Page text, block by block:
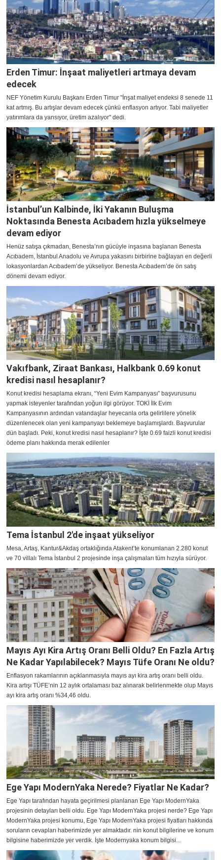
Erden Timur: İnşaat maliyetleri artmaya devam
edecek
NEF Yönetim Kurulu Başkanı Erden Timur "İnşat maliyet endeksi 8 senede 11
kat artmış. Bu artışlar devam edecek çünkü enflasyon artıyor. Tabi maliyetler
yatırımlara da yansıyor, üretim azalıyor" dedi.
İstanbul’un Kalbinde, İki Yakanın Buluşma
Noktasında Benesta Acıbadem hızla yükselmeye
devam ediyor
Henüz satışa çıkmadan, Benesta’nın gücüyle inşasına başlanan Benesta
Acıbadem, İstanbul Anadolu ve Avrupa yakasını birbirine bağlayan en değerli
lokasyonlardan Acıbadem’de yükseliyor. Benesta Acıbadem’de ön satış
dönemi devam ediyor.
Vakıfbank, Ziraat Bankası, Halkbank 0.69 konut
kredisi nasıl hesaplanır?
Konut kredisi hesaplama ekranı, “Yeni Evim Kampanyası” başvurusunu
yapmak isteyenler tarafından yoğun ilgi görüyor. TOKİ İlk Evim
Kampanyasının ardından vatandaşlar heyecanla orta gelirlilere yönelik
düzenlenecek olan yeni kampanyayı beklemeye başlamışlardı. Başvurular
dün başladı. Peki, konut kredisi nasıl hesaplanır? İşte 0.69 faizli konut kredisi
ödeme planı hakkında merak edilenler
Tema İstanbul 2'de inşaat yükseliyor
Mesa, Artaş, Kantur&Akdaş ortaklığında Atakent’te konumlanan 2.280 konut
ve 70 villalı Tema İstanbul 2 projesinde inşa çalışmaları tüm hızıyla sürüyor.
Mayıs Ayı Kira Artış Oranı Belli Oldu? En Fazla Artış
Ne Kadar Yapılabilecek? Mayıs Tüfe Oranı Ne oldu?
Enflasyon rakamlarının açıklanmasıyla mayıs ayı kira artış oranı belli oldu.
Kira artışı TÜFE’nin 12 aylık ortalaması baz alınarak belirlenmekte olup Mayıs
ayı kira artış oranı %34,46 oldu.
Ege Yapı ModernYaka Nerede? Fiyatlar Ne Kadar?
Ege Yapı tarafından hayata geçirilmesi planlanan Ege Yapı ModernYaka
projesinin detayları belli oldu. Ege Yapı ModernYaka projesi nerde? Ege Yapı
ModernYaka projesi konumu, Ege Yapı ModernYaka projesi fiyatları hakkında
soruların cevapları haberimizde yer almaktadır. nin konut bilgilerine ve konum
bilgisine haberimizde yer verdik. İşte Modernyaka konum bilgisi...